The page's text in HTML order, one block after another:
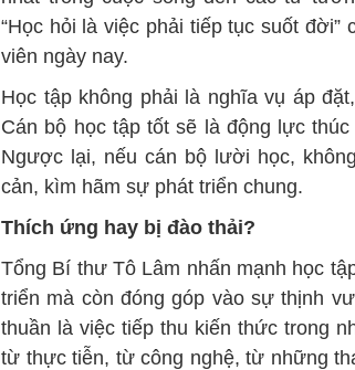
“Học hỏi là việc phải tiếp tục suốt
viên ngày nay.
Học tập không phải là nghĩa vụ áp
Cán bộ học tập tốt sẽ là động lực
Ngược lại, nếu cán bộ lười học,
cản, kìm hãm sự phát triển chung.
Thích ứng hay bị đào thải?
Tổng Bí thư Tô Lâm nhấn mạnh học
triển mà còn đóng góp vào sự thịnh
thuần là việc tiếp thu kiến thức trong
từ thực tiễn, từ công nghệ, từ những